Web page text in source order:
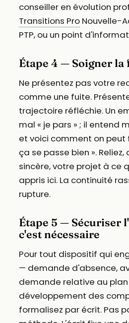
conseiller en évolution
Transitions ProNouvelle-
PTP, ou un point
Étape 4 — Soigner
Ne présentez pas votre
comme une fuite.
trajectoire réfléchie. Un
mal « je pars » ; il entend
et voici comment on peut
ça se passe bien ».
sincère, votre projet à ce
appris ici. La continuité
rupture.
Étape 5 — Sécuriser
c'est nécessaire
Pour tout dispositif qui
— demande d'absence,
demande relative au
développement des
formalisez par écrit. Pas